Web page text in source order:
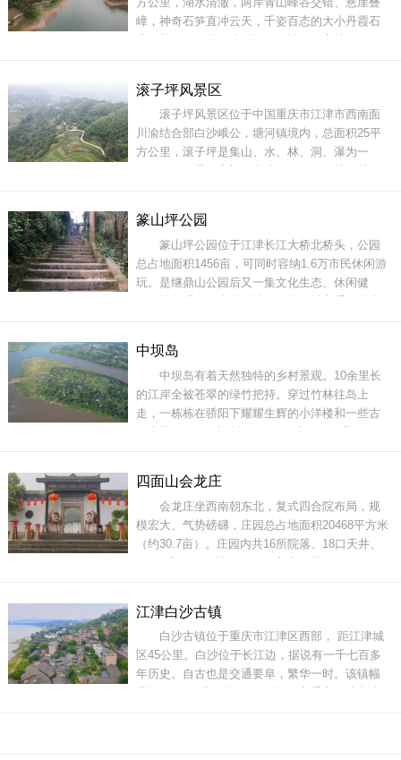
逢。”整座
嶂，神奇石笋直冲云天，千姿百态的大小丹霞石
两相和，潭面无风镜未磨”的湖光秋色。入秋，清
溪沟水库的渔民们开始秋捕，碧波荡漾的湖上，
渔
滚子坪风景区
滚子坪风景区位于中国重庆市江津市西南面
川渝结合部白沙峨公，塘河镇境内，总面积25平
方公里，滚子坪是集山、水、林、洞、瀑为一
庆市级风景名胜区。这里有闻名全国的32111英雄
钻井队原址，有保存完好的明清建筑群---塘河古
镇，有位于悬崖绝壁
篆山坪公园
篆山坪公园位于江津长江大桥北桥头，公园
总占地面积1456亩，可同时容纳1.6万市民休闲游
玩。是继鼎山公园后又一集文化生态、休闲健
廊、三个特色主题景区，并规划设置公共卫生间
11处、服务用房5处、停车场3处，可停靠
中坝岛
中坝岛有着天然独特的乡村景观。10余里长
的江岸全被苍翠的绿竹把持。穿过竹林往岛上
走，一栋栋在骄阳下耀耀生辉的小洋楼和一些古
劲十足的“五福”庄园并存。再往上走，则是1800
树楠木林，让这里拥有“世外桃源”般宁静的美。地
址：重庆市江津区石蟆镇中坝门票：详
四面山会龙庄
会龙庄坐西南朝东北，复式四合院布局，规
模宏大、气势磅礴，庄园总占地面积20468平方米
（约30.7亩）。庄园内共16所院落、18口天井、
202间房、308道门、899个窗户，虽多而不乱。
龙庄由王氏家族从嘉庆七年（1802年）开修，到
民国七年（1918年）完工，总共花费116个年
头，经历六代人完成
江津白沙古镇
白沙古镇位于重庆市江津区西部， 距江津城
区45公里。白沙位于长江边，据说有一千七百多
年历史。自古也是交通要阜，繁华一时。该镇幅